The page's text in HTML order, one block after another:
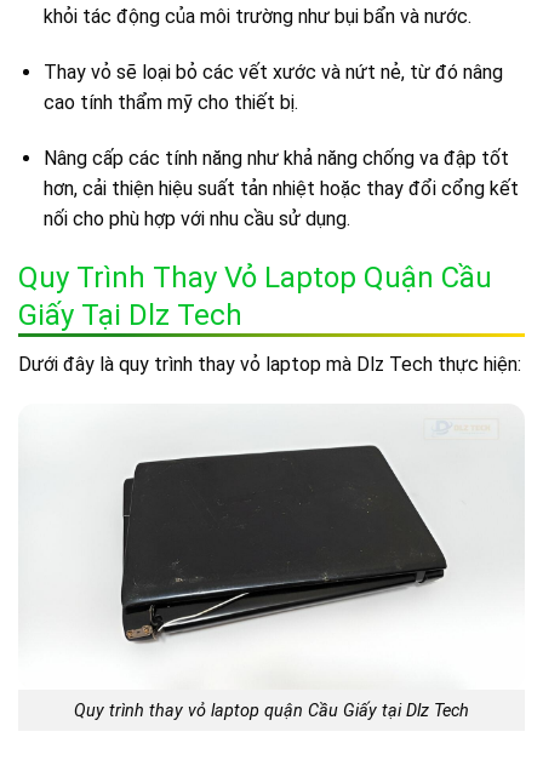
khỏi tác động của môi trường như bụi bẩn và nước.
Thay vỏ sẽ loại bỏ các vết xước và nứt nẻ, từ đó nâng
cao tính thẩm mỹ cho thiết bị.
Nâng cấp các tính năng như khả năng chống va đập tốt
hơn, cải thiện hiệu suất tản nhiệt hoặc thay đổi cổng kết
nối cho phù hợp với nhu cầu sử dụng.
Quy Trình Thay Vỏ Laptop Quận Cầu
Giấy Tại Dlz Tech
Dưới đây là quy trình thay vỏ laptop mà Dlz Tech thực hiện:
Quy trình thay vỏ laptop quận Cầu Giấy tại Dlz Tech